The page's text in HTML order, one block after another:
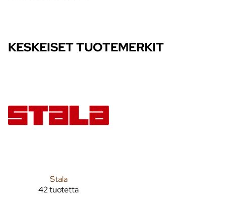
KESKEISET TUOTEMERKIT
Stala
42 tuotetta